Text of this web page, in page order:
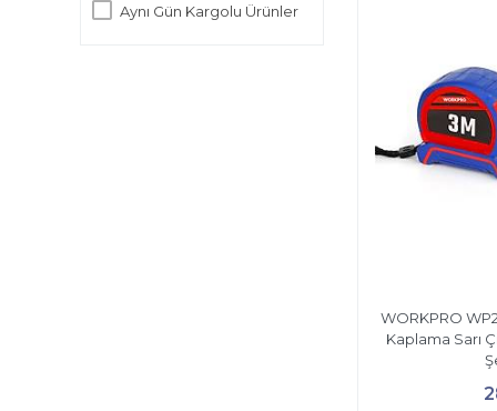
Aynı Gün Kargolu Ürünler
WORKPRO
Kaplama Sarı